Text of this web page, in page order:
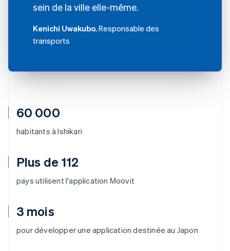
60 000
habitants à Ishikari
Plus de 112
pays utilisent l'application Moovit
3 mois
pour développer une application destinée au Japon
sein de la ville elle-même.
Kenichi Uwakubo, Responsable des
transports